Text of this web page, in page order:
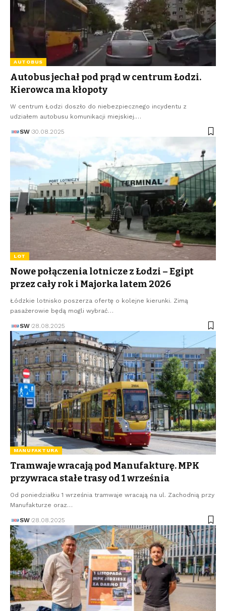
AUTOBUS
Autobus jechał pod prąd w centrum Łodzi.
Kierowca ma kłopoty
W centrum Łodzi doszło do niebezpiecznego incydentu z
udziałem autobusu komunikacji miejskiej.…
SW 30.08.2025
LOT
Nowe połączenia lotnicze z Łodzi – Egipt
przez cały rok i Majorka latem 2026
Łódzkie lotnisko poszerza ofertę o kolejne kierunki. Zimą
pasażerowie będą mogli wybrać…
SW 28.08.2025
MANUFAKTURA
Tramwaje wracają pod Manufakturę. MPK
przywraca stałe trasy od 1 września
Od poniedziałku 1 września tramwaje wracają na ul. Zachodnią przy
Manufakturze oraz…
SW 28.08.2025